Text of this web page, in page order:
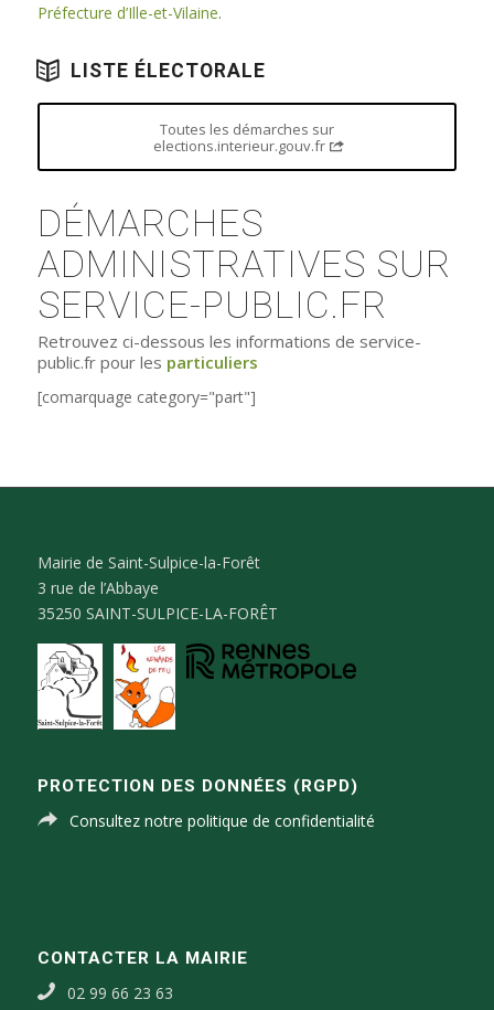
Préfecture d’Ille-et-Vilaine.
LISTE ÉLECTORALE
Toutes les démarches sur
elections.interieur.gouv.fr
DÉMARCHES
ADMINISTRATIVES SUR
SERVICE-PUBLIC.FR
Retrouvez ci-dessous les informations de service-
public.fr pour les particuliers
[comarquage category="part"]
Mairie de Saint-Sulpice-la-Forêt
3 rue de l’Abbaye
35250 SAINT-SULPICE-LA-FORÊT
PROTECTION DES DONNÉES (RGPD)
Consultez notre politique de confidentialité
CONTACTER LA MAIRIE
02 99 66 23 63